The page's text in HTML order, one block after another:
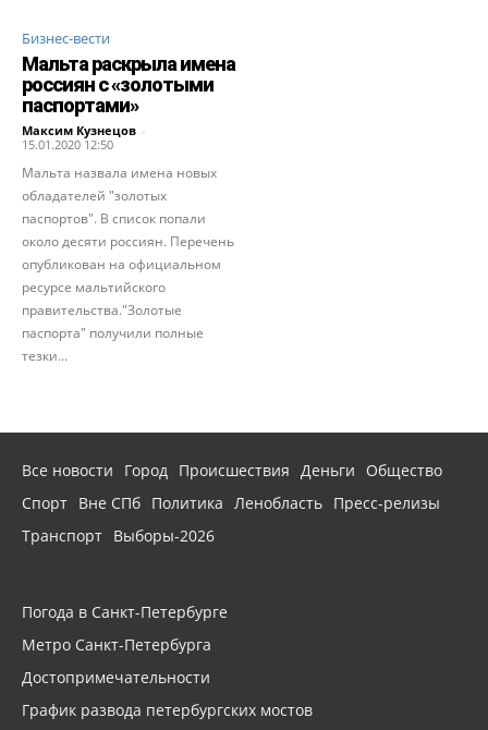
Бизнес-вести
Мальта раскрыла имена
россиян с «золотыми
паспортами»
Максим Кузнецов -
15.01.2020 12:50
Мальта назвала имена новых
обладателей "золотых
паспортов". В список попали
около десяти россиян. Перечень
опубликован на официальном
ресурсе мальтийского
правительства."Золотые
паспорта" получили полные
тезки...
Все новости Город Происшествия Деньги
Общество
Спорт Вне СПб Политика Ленобласть Пресс-релизы
Транспорт Выборы-2026
Погода в Санкт-Петербурге
Метро Санкт-Петербурга
Достопримечательности
График развода петербургских мостов